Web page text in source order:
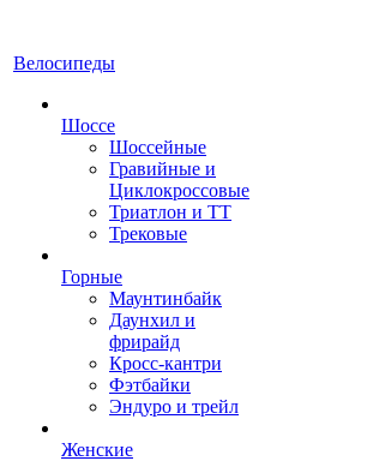
Велосипеды
Шоссе
Шоссейные
Гравийные и
Циклокроссовые
Триатлон и ТТ
Трековые
Горные
Маунтинбайк
Даунхил и
фрирайд
Кросс-кантри
Фэтбайки
Эндуро и трейл
Женские